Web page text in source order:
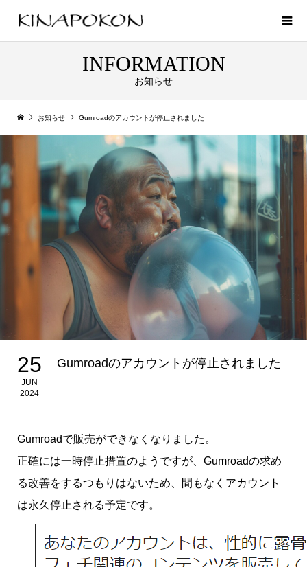
INFORMATION
お知らせ
お知らせ Gumroadのアカウントが停止されました
25
JUN
2024
Gumroadのアカウントが停止されました
Gumroadで販売ができなくなりました。
正確には一時停止措置のようですが、Gumroadの求め
る改善をするつもりはないため、間もなくアカウント
は永久停止される予定です。